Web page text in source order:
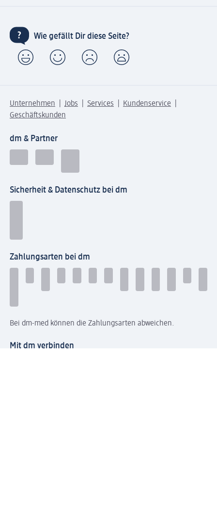
Wie gefällt Dir diese Seite?
Unternehmen Jobs Services
Kundenservice
Geschäftskunden
dm & Partner
Sicherheit & Datenschutz bei dm
Zahlungsarten bei dm
Bei dm-med können die Zahlungsarten abweichen.
Mit dm verbinden